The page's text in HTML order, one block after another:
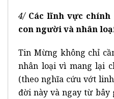
4/ Các lĩnh vực
con người và nhân
Tin Mừng không chỉ
nhân loại vì mang lại
(theo nghĩa cứu vớt
đời này và ngay từ